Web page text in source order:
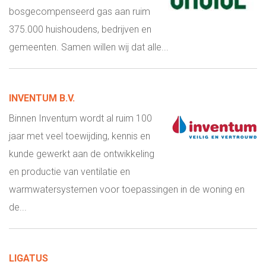
bosgecompenseerd gas aan ruim
375.000 huishoudens, bedrijven en
gemeenten. Samen willen wij dat alle...
INVENTUM B.V.
Binnen Inventum wordt al ruim 100
jaar met veel toewijding, kennis en
kunde gewerkt aan de ontwikkeling
en productie van ventilatie en
warmwatersystemen voor toepassingen in de woning en
de...
LIGATUS